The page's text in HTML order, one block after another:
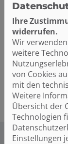
Die KLUDI-
alle, die Wert
hochwertiges
Vielseitigkeit
Akzente.
Ihre
widerrufen.
Wir
weitere
von Cookies
mit den
Weitere
Übersicht der
Technologien
Einstellungen